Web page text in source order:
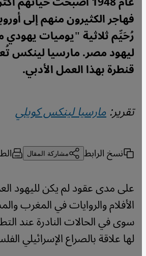
فهاجر الكثيرون منهم إلى
رُحَيِّم ثلاثية "يوميات
ليهود مصر. مارسيا لينكس
قنطرة بهذا العمل الأدبي.
تقرير:مارسيا لينكس كويلي
نسخ الرابط مشاركة المقال
على مدى عقود لم يكن لليهود
الأفلام والروايات في المغرب
سوى في الحالات النادرة عند
لها علاقة بالصراع الإسرائيلي